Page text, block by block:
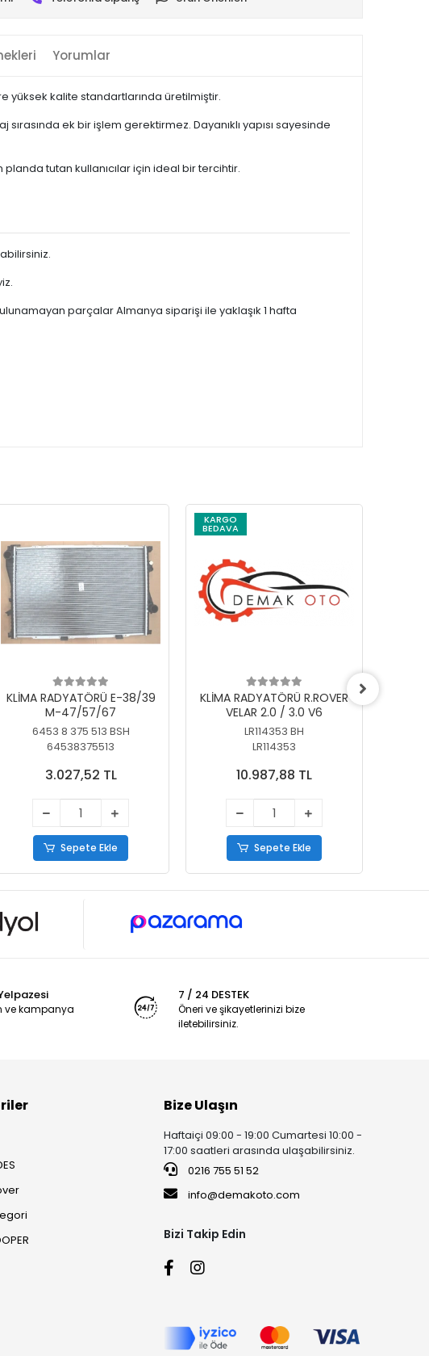
Yorumlar
yüksek kalite standartlarında üretilmiştir.
ek bir işlem gerektirmez. Dayanıklı yapısı sayesinde
planda tutan kullanıcılar için ideal bir tercihtir.
parçalar Almanya siparişi ile yaklaşık 1 hafta
KLİMA RADYATÖRÜ E-38/39
M-47/57/67
6453 8 375 513 BSH
64538375513
3.027,52 TL
Sepete Ekle
KARGO
BEDAVA
KLİMA RADYATÖRÜ R.ROVER
VELAR 2.0 / 3.0 V6
LR114353 BH
LR114353
10.987,88 TL
Sepete Ekle
ve kampanya
7 / 24 DESTEK
Öneri ve şikayetlerinizi bize
iletebilirsiniz.
Bize Ulaşın
Haftaiçi 09:00 - 19:00 Cumartesi 10:00 -
17:00 saatleri arasında ulaşabilirsiniz.
0216 755 51 52
info@demakoto.com
Bizi Takip Edin